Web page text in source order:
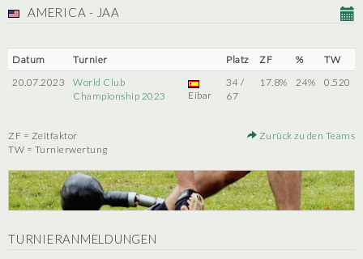
AMERICA - JAA
Datum Turnier Platz ZF %
TW
20.07.2023
World Club
Championship 2023
Eibar
34 /
67
17.8% 24% 0.520
ZF = Zeitfaktor
TW = Turnierwertung
Zurück zu den Teams
TURNIERANMELDUNGEN